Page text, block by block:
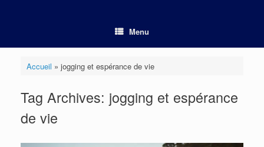
Menu
Accueil » jogging et espérance de vie
Tag Archives: jogging et espérance
de vie